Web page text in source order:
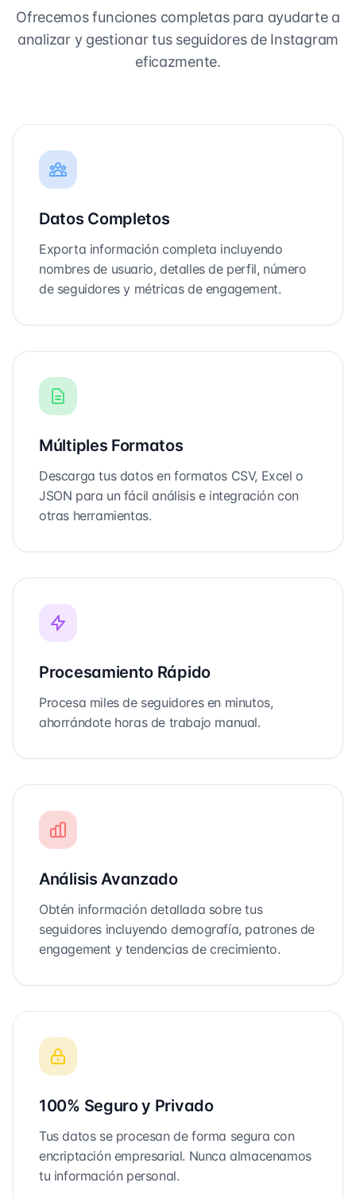
Ofrecemos funciones completas para ayudarte a
analizar y gestionar tus seguidores de Instagram
eficazmente.
Datos Completos
Exporta información completa incluyendo
nombres de usuario, detalles de perfil, número
de seguidores y métricas de engagement.
Múltiples Formatos
Descarga tus datos en formatos CSV, Excel o
JSON para un fácil análisis e integración con
otras herramientas.
Procesamiento Rápido
Procesa miles de seguidores en minutos,
ahorrándote horas de trabajo manual.
Análisis Avanzado
Obtén información detallada sobre tus
seguidores incluyendo demografía, patrones de
engagement y tendencias de crecimiento.
100% Seguro y Privado
Tus datos se procesan de forma segura con
encriptación empresarial. Nunca almacenamos
tu información personal.